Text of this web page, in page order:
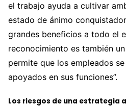
el trabajo ayuda a cultivar
estado de ánimo
grandes beneficios a todo el
reconocimiento es también
permite que los empleados
apoyados en sus funciones”.
Los riesgos de una estrategia